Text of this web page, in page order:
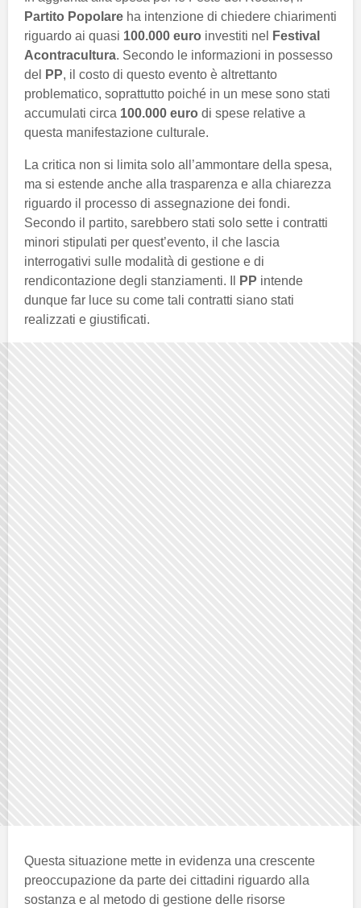
Partito Popolare ha intenzione di chiedere chiarimenti
riguardo ai quasi 100.000 euro investiti nel
Festival
Acontracultura. Secondo le informazioni in possesso
del
PP, il costo di questo evento è altrettanto
problematico, soprattutto poiché in un mese sono stati
accumulati circa 100.000 euro di spese relative a
questa manifestazione culturale.
La critica non si limita solo all’ammontare della spesa,
ma si estende anche alla trasparenza e alla chiarezza
riguardo il processo di assegnazione dei fondi.
Secondo il partito, sarebbero stati solo sette i contratti
minori stipulati per quest’evento, il che lascia
interrogativi sulle modalità di gestione e di
rendicontazione degli stanziamenti. Il
PP intende
dunque far luce su come tali contratti siano stati
realizzati e giustificati.
Questa situazione mette in evidenza una crescente
preoccupazione da parte dei cittadini riguardo alla
sostanza e al metodo di gestione delle risorse